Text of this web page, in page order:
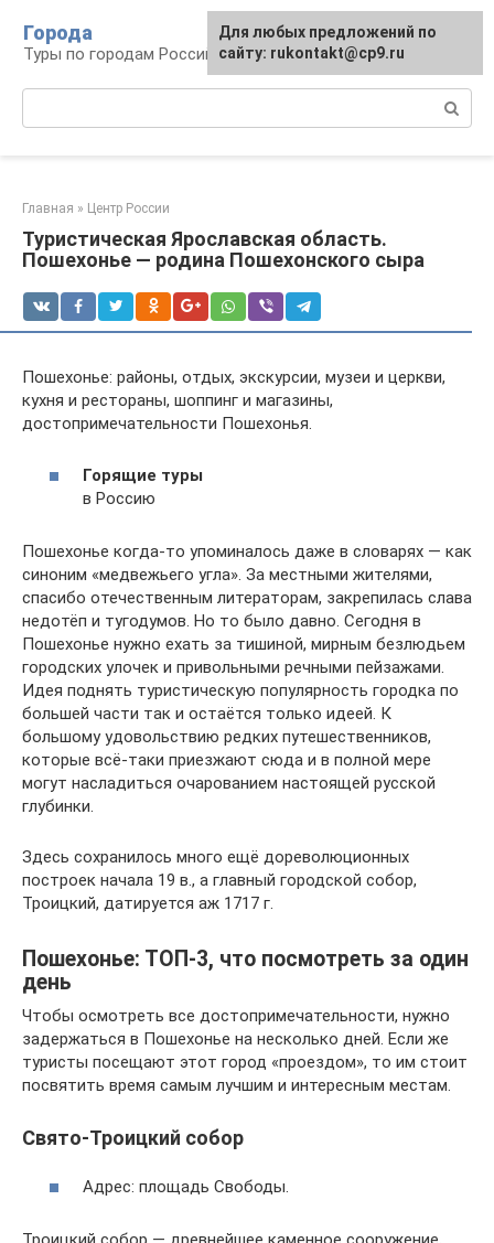
контенту
Города
Туры по городам Российской Федерации
Главная » Центр России
Туристическая Ярославская область.
Пошехонье — родина Пошехонского сыра
Пошехонье: районы, отдых, экскурсии, музеи и церкви,
кухня и рестораны, шоппинг и магазины,
достопримечательности Пошехонья.
Горящие туры
в Россию
Пошехонье когда-то упоминалось даже в словарях — как
синоним «медвежьего угла». За местными жителями,
спасибо отечественным литераторам, закрепилась слава
недотёп и тугодумов. Но то было давно. Сегодня в
Пошехонье нужно ехать за тишиной, мирным безлюдьем
городских улочек и привольными речными пейзажами.
Идея поднять туристическую популярность городка по
большей части так и остаётся только идеей. К
большому удовольствию редких путешественников,
которые всё-таки приезжают сюда и в полной мере
могут насладиться очарованием настоящей русской
глубинки.
Здесь сохранилось много ещё дореволюционных
построек начала 19 в., а главный городской собор,
Троицкий, датируется аж 1717 г.
Пошехонье: ТОП-3, что посмотреть за один
день
Чтобы осмотреть все достопримечательности, нужно
задержаться в Пошехонье на несколько дней. Если же
туристы посещают этот город «проездом», то им стоит
посвятить время самым лучшим и интересным местам.
Свято-Троицкий собор
Адрес: площадь Свободы.
Для любых предложений по
сайту: rukontakt@cp9.ru